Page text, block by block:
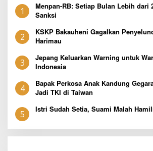
1
Menpan-RB: Setiap Bulan Lebih dari
Sanksi
2
KSKP Bakauheni Gagalkan
Harimau
3
Jepang Keluarkan Warning untuk
Indonesia
4
Bapak Perkosa Anak Kandung
Jadi TKI di Taiwan
5 Istri Sudah Setia, Suami Malah